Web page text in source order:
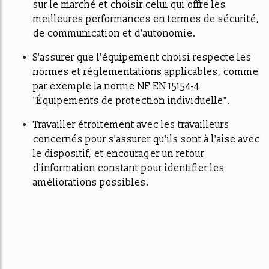
sur le marché et choisir celui qui offre les
meilleures performances en termes de sécurité,
de communication et d'autonomie.
S'assurer que l'équipement choisi respecte les
normes et réglementations applicables, comme
par exemple la norme NF EN 15154-4
"Équipements de protection individuelle".
Travailler étroitement avec les travailleurs
concernés pour s'assurer qu'ils sont à l'aise avec
le dispositif, et encourager un retour
d'information constant pour identifier les
améliorations possibles.